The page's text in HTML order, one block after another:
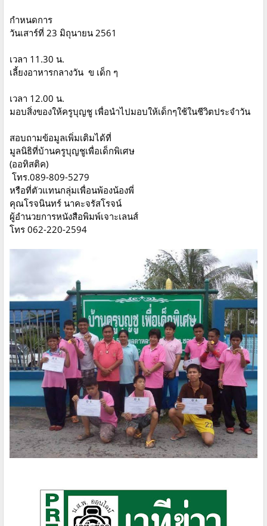
กำหนดการ
วันเสาร์ที่ 23 มิถุนายน 2561
เวลา 11.30 น.
เลี้ยงอาหารกลางวัน ข เด็ก ๆ
เวลา 12.00 น.
มอบสิ่งของให้ครูบุญชู เพื่อนำไปมอบให้เด็กๆใช้ในชีวิตประจำวัน
สอบถามข้อมูลเพิ่มเติมได้ที่
มูลนิธิที่บ้านครูบุญชูเพื่อเด็กพิเศษ
(ออทิสติค)
โทร.089-809-5279
หรือที่ตัวแทนกลุ่มเพื่อนพ้องน้องพี่
คุณโรจนินทร์ นาคะจรัสโรจน์
ผู้อำนวยการหนังสือพิมพ์เจาะเลนส์
โทร 062-220-2594